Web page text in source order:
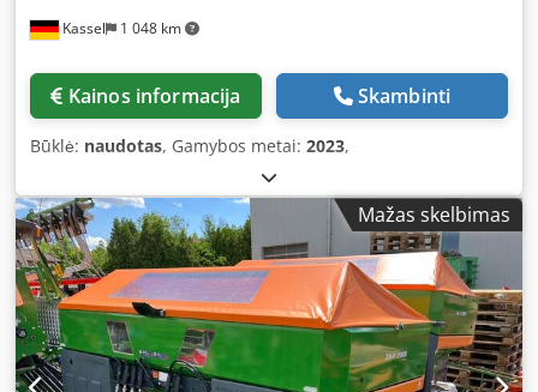
Kassel 1 048 km
Kainos informacija Skambinti
Būklė: naudotas, Gamybos metai: 2023,
Mažas skelbimas